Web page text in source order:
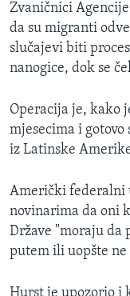
Zvaničnici
da su migranti
slučajevi biti
nanogice, dok se
Operacija je, kako
mjesecima i
iz Latinske
Američki federalni
novinarima da oni
Države "moraju da
putem ili uopšte ne